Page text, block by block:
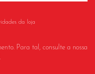
da loja
Para tal, consulte a nossa